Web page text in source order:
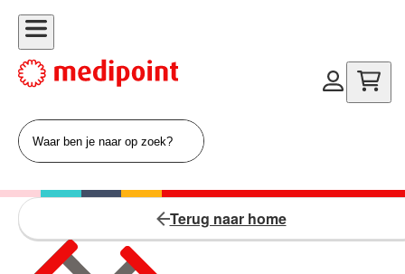
Terug naar home